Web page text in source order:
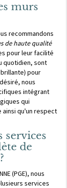
murs
recommandons
de haute qualité
pour leur facilité
quotidien, sont
pour
nous
intégrant
qui
ainsi qu'un respect
services
de
(PGE), nous
services